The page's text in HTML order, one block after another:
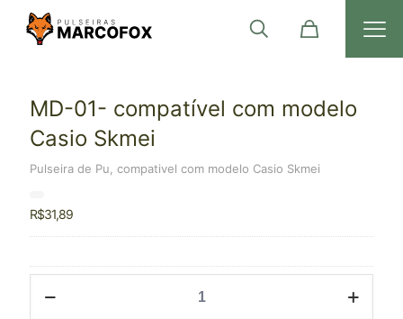
MD-01- compatível com modelo
Casio Skmei
Pulseira de Pu, compativel com modelo Casio Skmei
R$31,89